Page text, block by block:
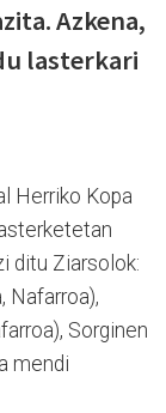
Azkena,
lasterkari
Herriko Kopa
ditu Ziarsolok:
Nafarroa),
Sorginen
mendi